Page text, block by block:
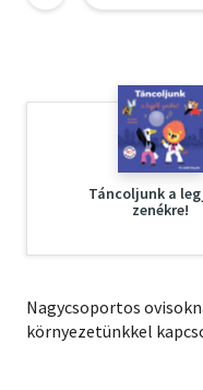
Táncoljunk a
zenékre!
Nagycsoportos
környezetünkkel